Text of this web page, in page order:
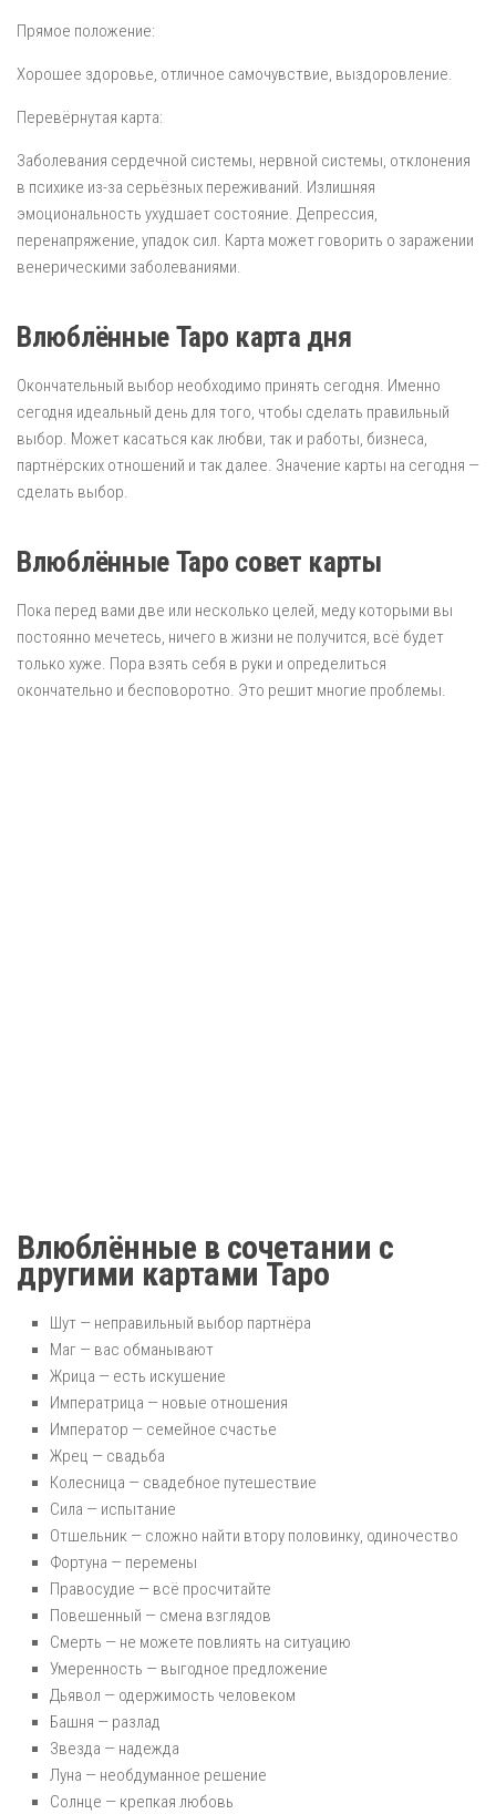
Прямое положение:
Хорошее здоровье, отличное самочувствие, выздоровление.
Перевёрнутая карта:
Заболевания сердечной системы, нервной системы, отклонения
в психике из-за серьёзных переживаний. Излишняя
эмоциональность ухудшает состояние. Депрессия,
перенапряжение, упадок сил. Карта может говорить о заражении
венерическими заболеваниями.
Влюблённые Таро карта дня
Окончательный выбор необходимо принять сегодня. Именно
сегодня идеальный день для того, чтобы сделать правильный
выбор. Может касаться как любви, так и работы, бизнеса,
партнёрских отношений и так далее. Значение карты на сегодня —
сделать выбор.
Влюблённые Таро совет карты
Пока перед вами две или несколько целей, меду которыми вы
постоянно мечетесь, ничего в жизни не получится, всё будет
только хуже. Пора взять себя в руки и определиться
окончательно и бесповоротно. Это решит многие проблемы.
Влюблённые в сочетании с
другими картами Таро
Шут — неправильный выбор партнёра
Маг — вас обманывают
Жрица — есть искушение
Императрица — новые отношения
Император — семейное счастье
Жрец — свадьба
Колесница — свадебное путешествие
Сила — испытание
Отшельник — сложно найти втору половинку, одиночество
Фортуна — перемены
Правосудие — всё просчитайте
Повешенный — смена взглядов
Смерть — не можете повлиять на ситуацию
Умеренность — выгодное предложение
Дьявол — одержимость человеком
Башня — разлад
Звезда — надежда
Луна — необдуманное решение
Солнце — крепкая любовь